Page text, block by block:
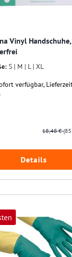
Vinyl Handschuhe,
S | M | L | XL
verfügbar,
18,48 €
Details